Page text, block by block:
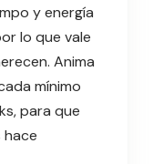
y energía
lo que vale
Anima
mínimo
para que